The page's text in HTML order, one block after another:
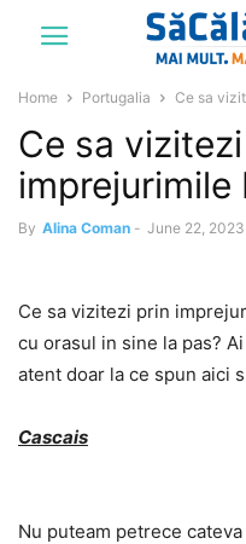
Home Portugalia Ce sa
Ce sa
imprejurimile
By Alina Coman - June 22, 2023
Ce sa vizitezi prin
cu orasul in sine la pas?
atent doar la ce spun aici
Cascais
Nu puteam petrece